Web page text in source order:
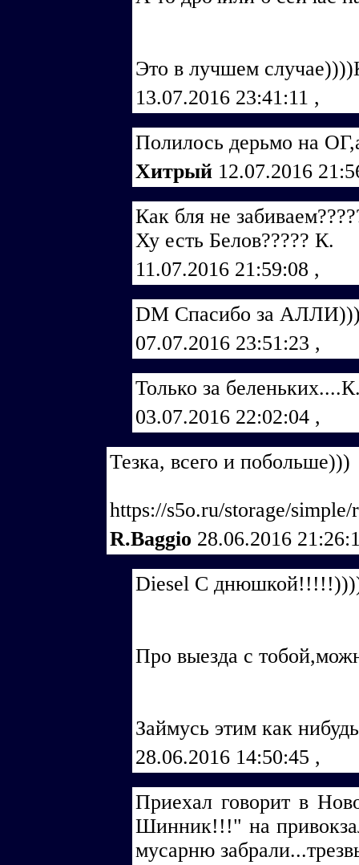
Это в лучшем
13.07.2016 23:41:11 ,
Полилось дерьмо на
Хитрый 12.07.2016
Как бля не
Ху есть Белов????? К.
11.07.2016 21:59:08 ,
DM Спасибо за
07.07.2016 23:51:23 ,
Только за
03.07.2016 22:02:04 ,
Тезка, всего и побольше)))
https://s5o.ru/storage/
R.Baggio 28.06.2016
Diesel С
Про выезда с
Займусь этим как
28.06.2016 14:50:45 ,
Приехал говорит в
Шинник!!!" на
мусарню